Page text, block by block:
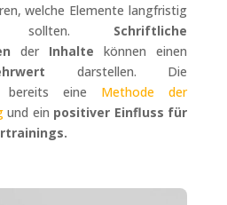
welche Elemente langfristig
sollten. Schriftliche
der Inhalte können einen
darstellen. Die
bereits eine Methode der
und ein positiver Einfluss für